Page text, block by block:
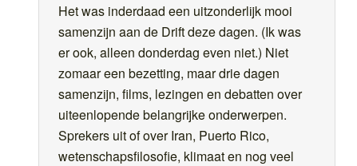
Het was inderdaad een uitzonderlijk mooi
samenzijn aan de Drift deze dagen. (Ik was
er ook, alleen donderdag even niet.) Niet
zomaar een bezetting, maar drie dagen
samenzijn, films, lezingen en debatten over
uiteenlopende belangrijke onderwerpen.
Sprekers uit of over Iran, Puerto Rico,
wetenschapsfilosofie, klimaat en nog veel